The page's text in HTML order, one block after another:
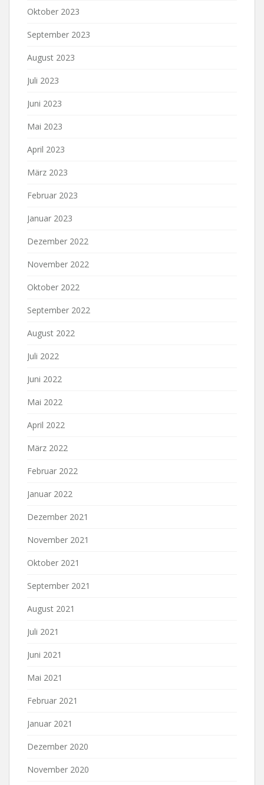
Oktober 2023
September 2023
August 2023
Juli 2023
Juni 2023
Mai 2023
April 2023
März 2023
Februar 2023
Januar 2023
Dezember 2022
November 2022
Oktober 2022
September 2022
August 2022
Juli 2022
Juni 2022
Mai 2022
April 2022
März 2022
Februar 2022
Januar 2022
Dezember 2021
November 2021
Oktober 2021
September 2021
August 2021
Juli 2021
Juni 2021
Mai 2021
Februar 2021
Januar 2021
Dezember 2020
November 2020